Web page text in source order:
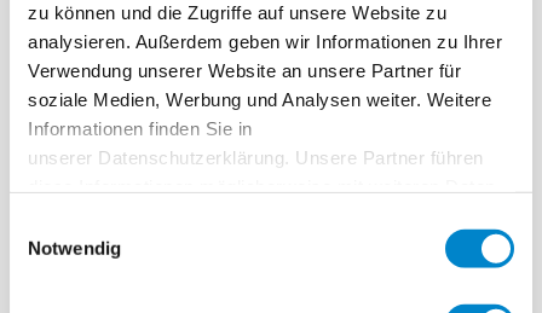
zu können und die Zugriffe auf unsere Website zu
analysieren. Außerdem geben wir Informationen zu Ihrer
Verwendung unserer Website an unsere Partner für
soziale Medien, Werbung und Analysen weiter. Weitere
Informationen finden Sie in
unserer Datenschutzerklärung. Unsere Partner führen
sie im Rahmen Ihrer Nutzung der Dienste gesammelt
haben. Weitere Informationen erhalten Sie in unserer
Notwendig
Triflex ProDeck ist für Flächen mit besonders großer
mechanischer Beanspruchung ausgelegt. Aufgrund der
innovativen Spezialarmierung werden Schub- und Scherkräfte,
die besonders bei engen Kurven und Rampenauffahrten
auftreten, in die Fläche umgeleitet. Durch die ausschließliche
Verwendung von hochwertigen PMMA-Harzen im gesamten
erzielt, der sich zudem vollflächig mit dem Untergrund verkrallt.